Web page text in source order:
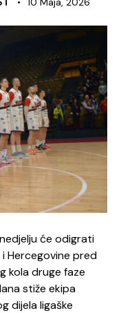
će odigrati
Hercegovine pred
kola druge faze
stiže ekipa
dijela ligaške